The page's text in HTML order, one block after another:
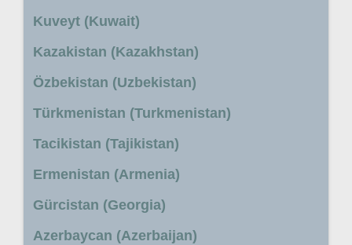
Kuveyt (Kuwait)
Kazakistan (Kazakhstan)
Özbekistan (Uzbekistan)
Türkmenistan (Turkmenistan)
Tacikistan (Tajikistan)
Ermenistan (Armenia)
Gürcistan (Georgia)
Azerbaycan (Azerbaijan)